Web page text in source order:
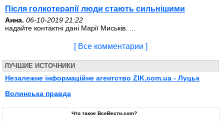
Після голкотерапії люди стають сильнішими
Анна. 06-10-2019 21:22
надайте контактні дані Марії Миськів. ...
[ Все комментарии ]
ЛУЧШИЕ ИСТОЧНИКИ
Незалежне інформаційне агентство ZIK.com.ua - Луцьк
Волинська правда
Что такое ВсеВести.com?